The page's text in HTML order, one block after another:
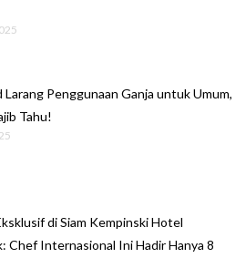
Larang Penggunaan Ganja untuk Umum,
Tahu!
di Siam Kempinski Hotel
Chef Internasional Ini Hadir Hanya 8